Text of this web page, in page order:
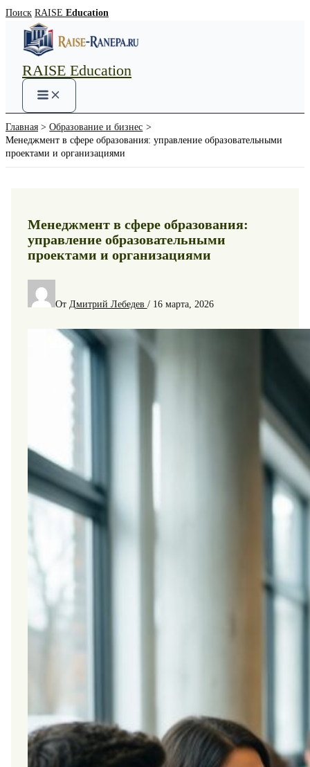
Перейти
содержимому
Поиск RAISE Education
RAISE Education
Main
Menu
Главная
Образование и бизнес
Менеджмент в сфере образования: управление образовательными
проектами и организациями
Менеджмент в сфере образования:
управление образовательными
проектами и организациями
От Дмитрий Лебедев / 16 марта, 2026